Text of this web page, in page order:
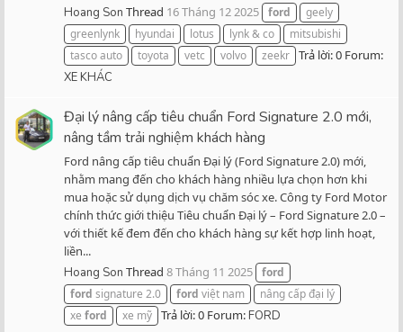
Hoang Son Thread 16 Tháng 12 2025 ford
geely
greenlynk
hyundai lotus lynk & co
mitsubishi
tasco auto
toyota vetc volvo zeekr Trả lời: 0 Forum:
XE KHÁC
Đại lý nâng cấp tiêu chuẩn Ford Signature 2.0 mới,
nâng tầm trải nghiệm khách hàng
Ford nâng cấp tiêu chuẩn Đại lý (Ford Signature 2.0) mới,
nhằm mang đến cho khách hàng nhiều lựa chọn hơn khi
mua hoặc sử dụng dịch vụ chăm sóc xe. Công ty Ford Motor
chính thức giới thiệu Tiêu chuẩn Đại lý – Ford Signature 2.0 –
với thiết kế đem đến cho khách hàng sự kết hợp linh hoạt,
liền...
Hoang Son Thread 8 Tháng 11 2025 ford
ford signature 2.0 ford việt nam
nâng cấp đại lý
xe ford xe mỹ Trả lời: 0 Forum:FORD